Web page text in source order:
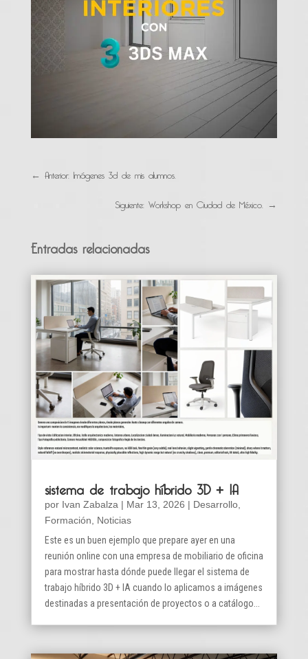
← Anterior: Imágenes 3d de mis alumnos.
Siguiente: Workshop en Ciudad de México. →
Entradas relacionadas
sistema de trabajo híbrido 3D + IA
por Ivan Zabalza | Mar 13, 2026 | Desarrollo,
Formación
Noticias
Este es un buen ejemplo que prepare ayer en una
reunión online con una empresa de mobiliario de oficina
para mostrar hasta dónde puede llegar el sistema de
trabajo híbrido 3D + IA cuando lo aplicamos a imágenes
destinadas a presentación de proyectos o a catálogo...